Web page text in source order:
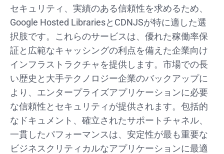
セキュリティ、実績のある信頼性を求めるため、
Google Hosted LibrariesとCDNJSが特に適した選
択肢です。これらのサービスは、優れた稼働率保
証と広範なキャッシングの利点を備えた企業向け
インフラストラクチャを提供します。市場での長
い歴史と大手テクノロジー企業のバックアップに
より、エンタープライズアプリケーションに必要
な信頼性とセキュリティが提供されます。包括的
なドキュメント、確立されたサポートチャネル、
一貫したパフォーマンスは、安定性が最も重要な
ビジネスクリティカルなアプリケーションに最適